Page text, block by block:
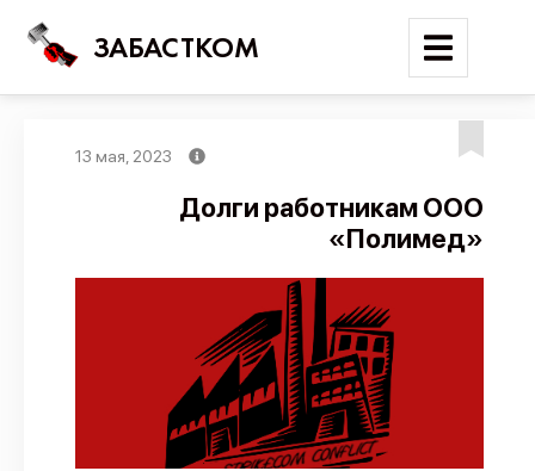
ЗАБАСТКОМ
Новости
Карта событий
Трудовые конфликты
Отчеты
Предложить публикацию
13 мая, 2023
Долги работникам ООО
«Полимед»